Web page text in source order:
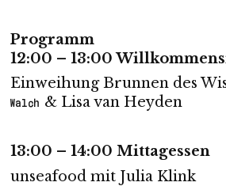
Programm
12:00 – 13:00
Einweihung Brunnen des
Walch & Lisa van Heyden
13:00 – 14:00 Mittagessen
unseafood mit Julia Klink